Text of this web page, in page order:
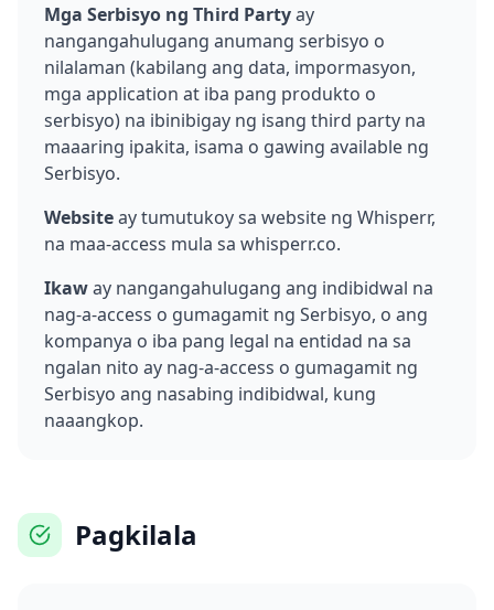
Mga Serbisyo ng Third Partyay
nangangahulugang anumang serbisyo o
nilalaman (kabilang ang data, impormasyon,
mga application at iba pang produkto o
serbisyo) na ibinibigay ng isang third party na
maaaring ipakita, isama o gawing available ng
Serbisyo.
Websiteay tumutukoy sa website ng Whisperr,
na maa-access mula sa whisperr.co.
Ikaway nangangahulugang ang indibidwal na
nag-a-access o gumagamit ng Serbisyo, o ang
kompanya o iba pang legal na entidad na sa
ngalan nito ay nag-a-access o gumagamit ng
Serbisyo ang nasabing indibidwal, kung
naaangkop.
Pagkilala